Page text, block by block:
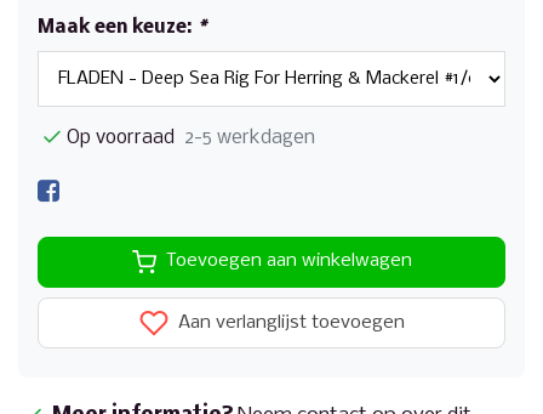
Maak een keuze: *
Op voorraad 2-5 werkdagen
Toevoegen aan winkelwagen
Aan verlanglijst toevoegen